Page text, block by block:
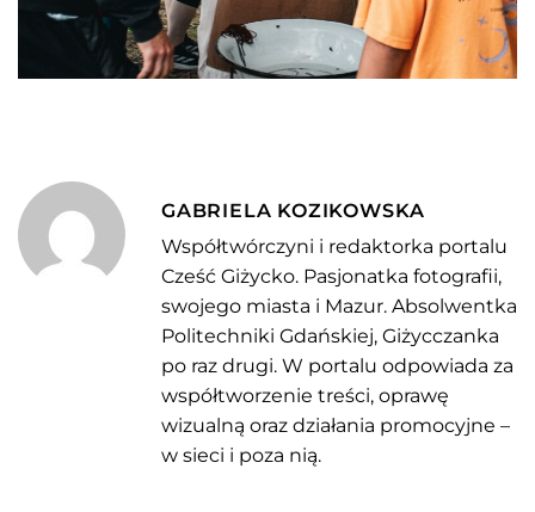
GABRIELA KOZIKOWSKA
Współtwórczyni i redaktorka portalu
Cześć Giżycko. Pasjonatka fotografii,
swojego miasta i Mazur. Absolwentka
Politechniki Gdańskiej, Giżycczanka
po raz drugi. W portalu odpowiada za
współtworzenie treści, oprawę
wizualną oraz działania promocyjne –
w sieci i poza nią.